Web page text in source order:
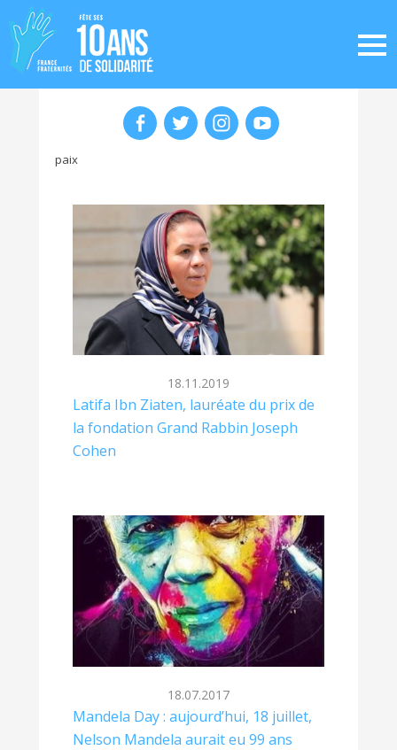
paix
18.11.2019
Latifa Ibn Ziaten, lauréate du prix de
la fondation Grand Rabbin Joseph
Cohen
18.07.2017
Mandela Day : aujourd’hui, 18 juillet,
Nelson Mandela aurait eu 99 ans